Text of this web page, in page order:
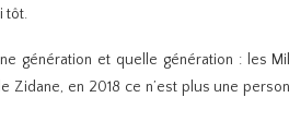
tôt.
génération et quelle génération : les
en 2018 ce n’est plus une